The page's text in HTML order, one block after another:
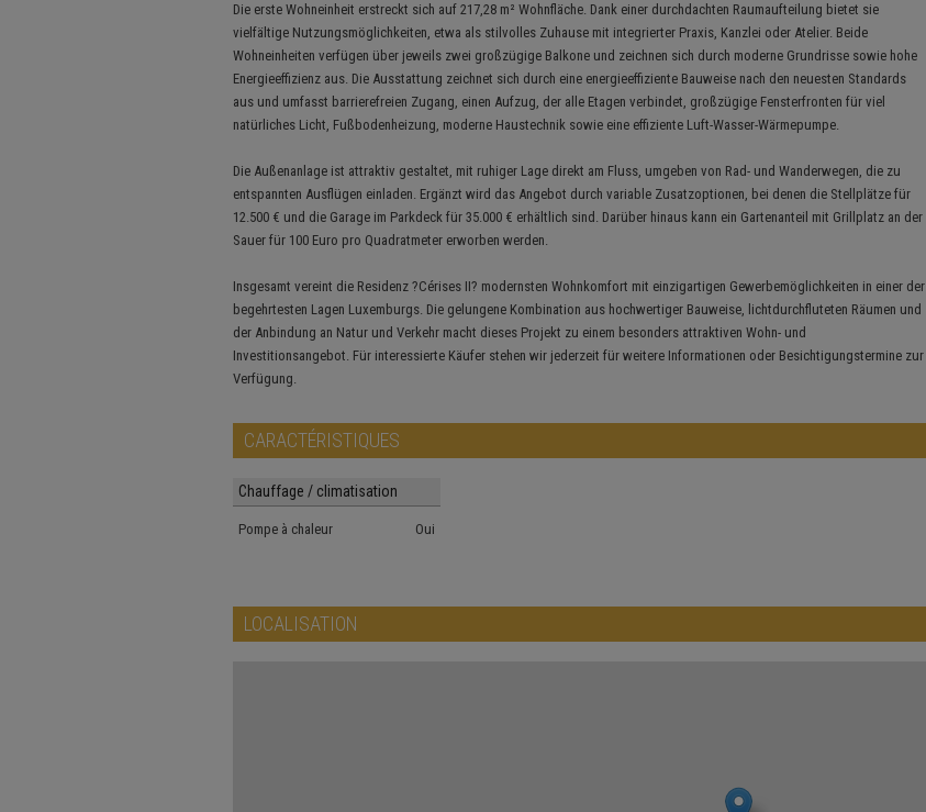
Die erste Wohneinheit erstreckt sich auf 217,28 m² Wohnfläche. Dank einer durchdachten Raumaufteilung bietet sie
vielfältige Nutzungsmöglichkeiten, etwa als stilvolles Zuhause mit integrierter Praxis, Kanzlei oder Atelier. Beide
Wohneinheiten verfügen über jeweils zwei großzügige Balkone und zeichnen sich durch moderne Grundrisse sowie hohe
Energieeffizienz aus. Die Ausstattung zeichnet sich durch eine energieeffiziente Bauweise nach den neuesten Standards
aus und umfasst barrierefreien Zugang, einen Aufzug, der alle Etagen verbindet, großzügige Fensterfronten für viel
natürliches Licht, Fußbodenheizung, moderne Haustechnik sowie eine effiziente Luft-Wasser-Wärmepumpe.
Die Außenanlage ist attraktiv gestaltet, mit ruhiger Lage direkt am Fluss, umgeben von Rad- und Wanderwegen, die zu
entspannten Ausflügen einladen. Ergänzt wird das Angebot durch variable Zusatzoptionen, bei denen die Stellplätze für
12.500 € und die Garage im Parkdeck für 35.000 € erhältlich sind. Darüber hinaus kann ein Gartenanteil mit Grillplatz an der
Sauer für 100 Euro pro Quadratmeter erworben werden.
Insgesamt vereint die Residenz ?Cérises II? modernsten Wohnkomfort mit einzigartigen Gewerbemöglichkeiten in einer der
begehrtesten Lagen Luxemburgs. Die gelungene Kombination aus hochwertiger Bauweise, lichtdurchfluteten Räumen und
der Anbindung an Natur und Verkehr macht dieses Projekt zu einem besonders attraktiven Wohn- und
Investitionsangebot. Für interessierte Käufer stehen wir jederzeit für weitere Informationen oder Besichtigungstermine zur
Verfügung.
CARACTÉRISTIQUES
Chauffage / climatisation
Pompe à chaleur Oui
LOCALISATION